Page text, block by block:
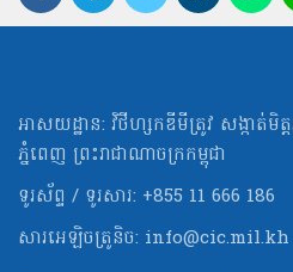
អាសយដ្ឋាន: វិថីហ្សកឌីមីត្រូវ សង្កាត់មិត្
ភ្នំពេញ ព្រះរាជាណាចក្រកម្ពុជា
ទូរស័ព្ទ / ទូរសារ: +855 11 666 186
សារអេឡិចត្រូនិច: info@cic.mil.kh